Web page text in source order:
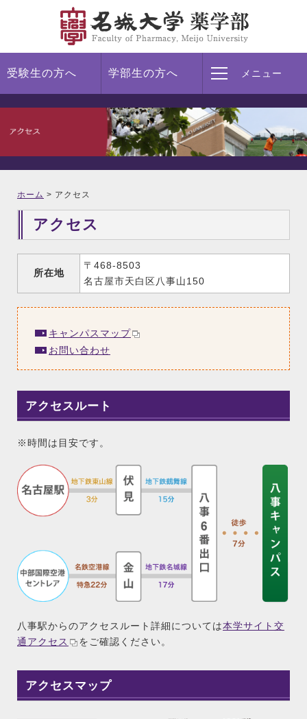
受験生の方へ 学部生の方へ メニュー
ホーム > アクセス
アクセス
所在地
〒468-8503
名古屋市天白区八事山150
キャンパスマップ
お問い合わせ
アクセスルート
※時間は目安です。
八事駅からのアクセスルート詳細については本学サイト交
通アクセス
をご確認ください。
アクセスマップ